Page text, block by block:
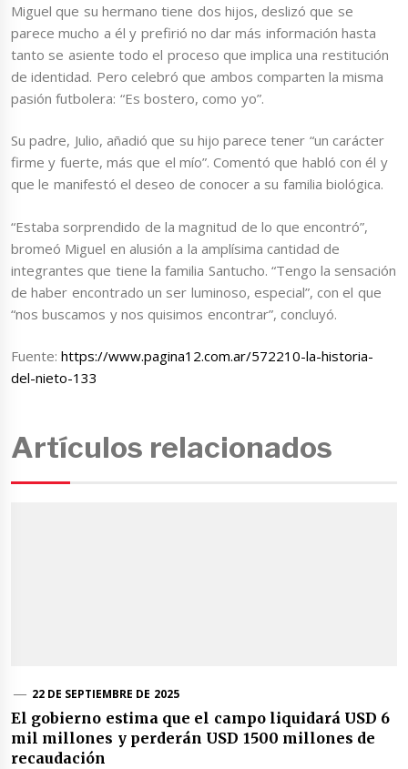
Miguel que su hermano tiene dos hijos, deslizó que se
parece mucho a él y prefirió no dar más información hasta
tanto se asiente todo el proceso que implica una restitución
de identidad. Pero celebró que ambos comparten la misma
pasión futbolera: “Es bostero, como yo”.
Su padre, Julio, añadió que su hijo parece tener “un carácter
firme y fuerte, más que el mío”. Comentó que habló con él y
que le manifestó el deseo de conocer a su familia biológica.
“Estaba sorprendido de la magnitud de lo que encontró”,
bromeó Miguel en alusión a la amplísima cantidad de
integrantes que tiene la familia Santucho. “Tengo la sensación
de haber encontrado un ser luminoso, especial”, con el que
“nos buscamos y nos quisimos encontrar”, concluyó.
Fuente:https://www.pagina12.com.ar/572210-la-historia-
del-nieto-133
Artículos relacionados
22 DE SEPTIEMBRE DE 2025
El gobierno estima que el campo liquidará USD 6
mil millones y perderán USD 1500 millones de
recaudación